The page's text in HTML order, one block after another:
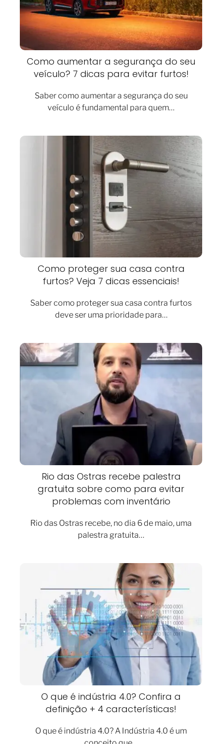
Como aumentar a segurança do seu
veículo? 7 dicas para evitar furtos!
Saber como aumentar a segurança do seu
veículo é fundamental para quem…
Como proteger sua casa contra
furtos? Veja 7 dicas essenciais!
Saber como proteger sua casa contra furtos
deve ser uma prioridade para…
Rio das Ostras recebe palestra
gratuita sobre como para evitar
problemas com inventário
Rio das Ostras recebe, no dia 6 de maio, uma
palestra gratuita…
O que é indústria 4.0? Confira a
definição + 4 características!
O que é indústria 4.0? A Indústria 4.0 é um